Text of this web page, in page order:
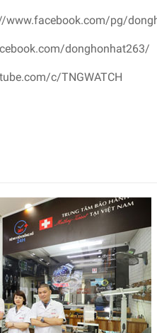
www.facebook.com/pg/
donghonhat263/
c/TNGWATCH